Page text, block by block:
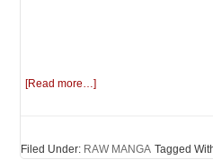
[Read more…]
Filed Under: RAW MANGA Tagged